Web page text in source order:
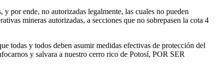
por ende, no autorizadas legalmente, las cuales no pueden
mineras autorizadas, a secciones que no sobrepasen la cota 4
todas y todos deben asumir medidas efectivas de protección del
y salvara a nuestro cerro rico de Potosí, POR SER